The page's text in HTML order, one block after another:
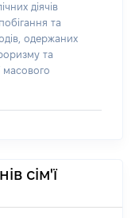
діячів
та
одержаних
та
сім'ї